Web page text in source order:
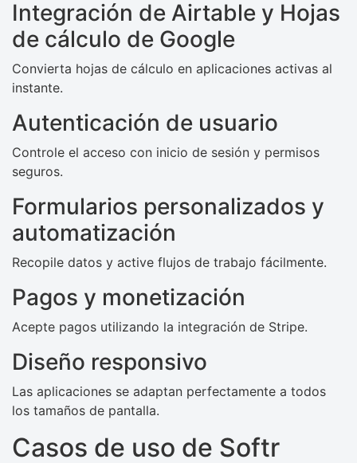
Integración de Airtable y Hojas
de cálculo de Google
Convierta hojas de cálculo en aplicaciones activas al
instante.
Autenticación de usuario
Controle el acceso con inicio de sesión y permisos
seguros.
Formularios personalizados y
automatización
Recopile datos y active flujos de trabajo fácilmente.
Pagos y monetización
Acepte pagos utilizando la integración de Stripe.
Diseño responsivo
Las aplicaciones se adaptan perfectamente a todos
los tamaños de pantalla.
Casos de uso de Softr